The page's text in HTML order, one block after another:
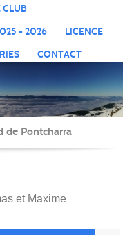
CLUB
- 2026
LICENCE
CONTACT
de Pontcharra
et Maxime